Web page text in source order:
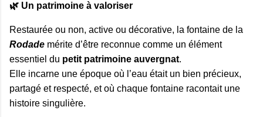
🌿 Un patrimoine à valoriser
Restaurée ou non, active ou décorative, la fontaine de la
Rodade mérite d’être reconnue comme un élément
essentiel du petit patrimoine auvergnat.
Elle incarne une époque où l’eau était un bien précieux,
partagé et respecté, et où chaque fontaine racontait une
histoire singulière.